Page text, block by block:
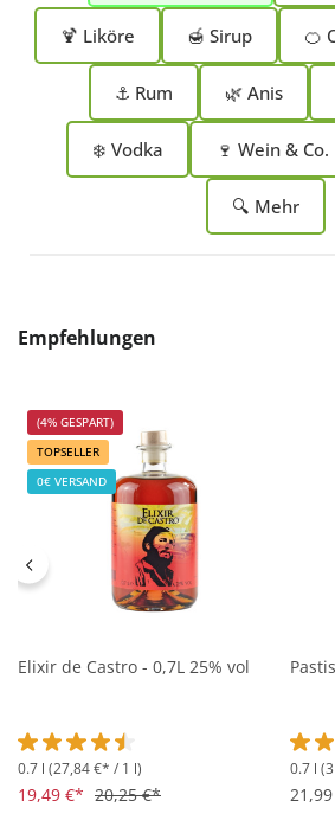
🍹 Liköre 🍯 Sirup 🍊
⚓ Rum 🌿 Anis
❄️ Vodka 🍷 Wein & Co.
🔍 Mehr
Produktgalerie überspringen
Empfehlungen
(4% GESPART)
TOPSELLER
0€ VERSAND
Elixir de Castro - 0,7L 25% vol
Durchschnittliche Bewertung von 4.5
0.7 l (27,84 €* / 1 l)
19,49 €* 20,25 €*
0.7 l